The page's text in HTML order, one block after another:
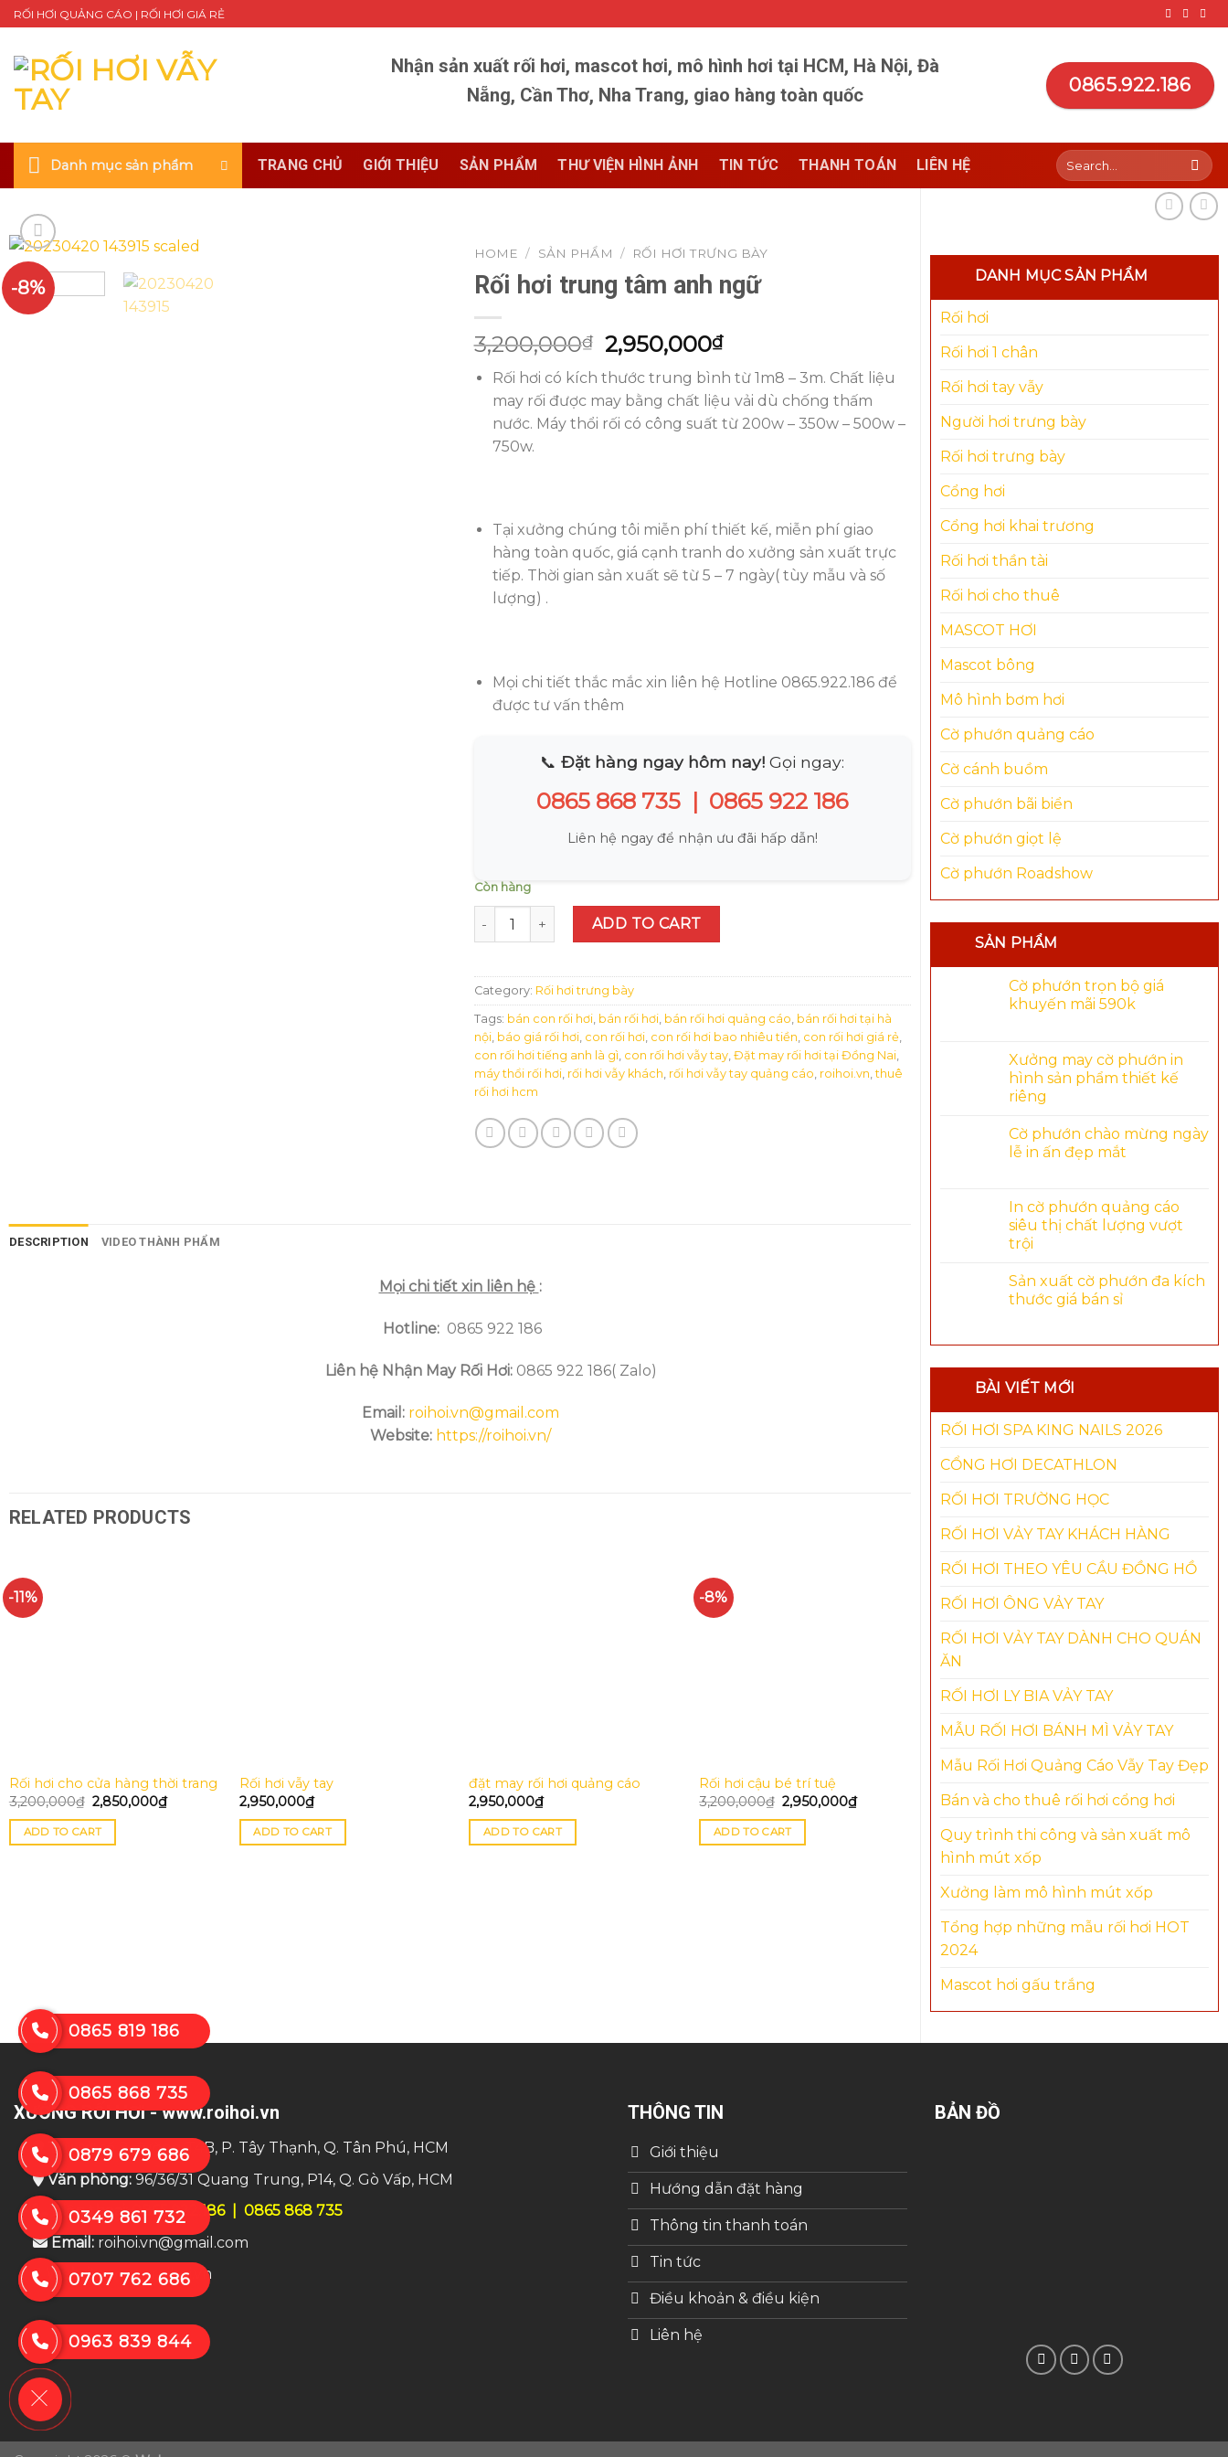
Skip
to
content
RỐI HƠI QUẢNG CÁO | RỐI HƠI GIÁ RẺ
Nhận sản xuất rối hơi, mascot hơi, mô hình hơi tại HCM, Hà Nội, Đà
Nẵng, Cần Thơ, Nha Trang, giao hàng toàn quốc
0865.922.186
Danh mục sản phẩm TRANG CHỦ GIỚI THIỆU SẢN PHẨM THƯ VIỆN HÌNH ẢNH TIN TỨC THANH TOÁN LIÊN HỆ
Search
for:
DANH MỤC SẢN PHẨM
Rối hơi
Rối hơi 1 chân
Rối hơi tay vẫy
Người hơi trưng bày
Rối hơi trưng bày
Cổng hơi
Cổng hơi khai trương
Rối hơi thần tài
Rối hơi cho thuê
MASCOT HƠI
Mascot bông
Mô hình bơm hơi
Cờ phướn quảng cáo
Cờ cánh buồm
Cờ phướn bãi biển
Cờ phướn giọt lệ
Cờ phướn Roadshow
SẢN PHẨM
Cờ phướn trọn bộ giá
khuyến mãi 590k
Xưởng may cờ phướn in
hình sản phẩm thiết kế
riêng
Cờ phướn chào mừng ngày
lễ in ấn đẹp mắt
In cờ phướn quảng cáo
siêu thị chất lượng vượt
trội
Sản xuất cờ phướn đa kích
thước giá bán sỉ
BÀI VIẾT MỚI
RỐI HƠI SPA KING NAILS 2026
CỔNG HƠI DECATHLON
RỐI HƠI TRƯỜNG HỌC
RỐI HƠI VẢY TAY KHÁCH HÀNG
RỐI HƠI THEO YÊU CẦU ĐỒNG HỒ
RỐI HƠI ÔNG VẢY TAY
RỐI HƠI VẢY TAY DÀNH CHO QUÁN
ĂN
RỐI HƠI LY BIA VẢY TAY
MẪU RỐI HƠI BÁNH MÌ VẢY TAY
Mẫu Rối Hơi Quảng Cáo Vẫy Tay Đẹp
Bán và cho thuê rối hơi cổng hơi
Quy trình thi công và sản xuất mô
hình mút xốp
Xưởng làm mô hình mút xốp
Tổng hợp những mẫu rối hơi HOT
2024
Mascot hơi gấu trắng
-8%
HOME / SẢN PHẨM / RỐI HƠI TRƯNG BÀY
Rối hơi trung tâm anh ngữ
3,200,000₫ 2,950,000₫
Rối hơi có kích thước trung bình từ 1m8 – 3m. Chất liệu
may rối được may bằng chất liệu vải dù chống thấm
nước. Máy thổi rối có công suất từ 200w – 350w – 500w –
750w.
Tại xưởng chúng tôi miễn phí thiết kế, miễn phí giao
hàng toàn quốc, giá cạnh tranh do xưởng sản xuất trực
tiếp. Thời gian sản xuất sẽ từ 5 – 7 ngày( tùy mẫu và số
lượng) .
Mọi chi tiết thắc mắc xin liên hệ Hotline 0865.922.186 để
được tư vấn thêm
📞Đặt hàng ngay hôm nay! Gọi ngay:
0865 868 735 0865 922 186
Liên hệ ngay để nhận ưu đãi hấp dẫn!
Còn hàng
Rối hơi trung tâm anh ngữ quantity
ADD TO CART
Category: Rối hơi trưng bày
Tags: bán con rối hơi, bán rối hơi, bán rối hơi quảng cáo, bán rối hơi tại hà
nội, báo giá rối hơi, con rối hơi, con rối hơi bao nhiêu tiền, con rối hơi giá rẻ,
con rối hơi tiếng anh là gì, con rối hơi vẫy tay, Đặt may rối hơi tại Đồng Nai,
máy thổi rối hơi, rối hơi vẫy khách, rối hơi vẫy tay quảng cáo, roihoi.vn,thuê
rối hơi hcm
DESCRIPTION VIDEO THÀNH PHẨM
Mọi chi tiết xin liên hệ :
Hotline: 0865 922 186
Liên hệ Nhận May Rối Hơi: 0865 922 186( Zalo)
Email: roihoi.vn@gmail.com
Website: https://roihoi.vn/
RELATED PRODUCTS
-11%
Rối hơi cho cửa hàng thời trang
3,200,000₫ 2,850,000₫
ADD TO CART
Rối hơi vẫy tay
2,950,000₫
ADD TO CART
đặt may rối hơi quảng cáo
2,950,000₫
ADD TO CART
-8%
Rối hơi cậu bé trí tuệ
3,200,000₫ 2,950,000₫
ADD TO CART
-8%
3,200,000₫ 2,950,000₫
ADD TO CART
3,200,000
ADD TO
XƯỞNG RỐI HƠI - www.roihoi.vn
Trụ sở:số 8 đường T4B, P. Tây Thạnh, Q. Tân Phú, HCM
Văn phòng:96/36/31 Quang Trung, P14, Q. Gò Vấp, HCM
Điện thoại:0865.922.186| 0865 868 735
Email:roihoi.vn@gmail.com
Website: www.roihoi.vn
THÔNG TIN
Giới thiệu
Hướng dẫn đặt hàng
Thông tin thanh toán
Tin tức
Điều khoản & điều kiện
Liên hệ
BẢN ĐỒ
0865 819 186
0865 868 735
0879 679 686
0349 861 732
0707 762 686
0963 839 844